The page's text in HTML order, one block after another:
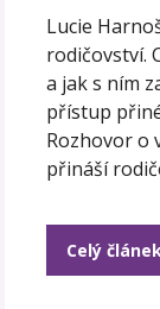
Lucie
rodičovství.
a jak s ním
přístup
Rozhovor o
přináší
Celý